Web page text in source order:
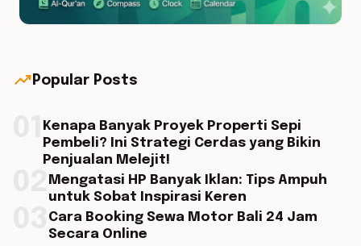
trending_up Popular Posts
Kenapa Banyak Proyek Properti Sepi
Pembeli? Ini Strategi Cerdas yang Bikin
Penjualan Melejit!
Mengatasi HP Banyak Iklan: Tips Ampuh
untuk Sobat Inspirasi Keren
Cara Booking Sewa Motor Bali 24 Jam
Secara Online